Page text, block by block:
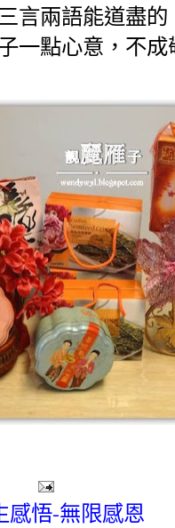
言兩語能道盡
一點心意，不成
感悟-無限感恩